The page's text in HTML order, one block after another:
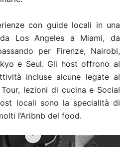
con guide locali in una
Los Angeles a Miami, da
per Firenze, Nairobi,
e Seul. Gli host offrono al
incluse alcune legate al
lezioni di cucina e Social
locali sono la specialità di
l’Aribnb del food.